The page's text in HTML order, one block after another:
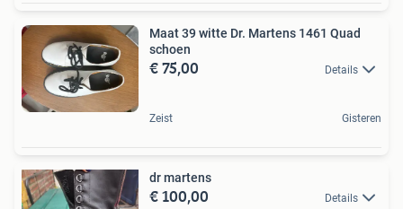
Maat 39 witte Dr. Martens 1461 Quad
schoen
€ 75,00 Details
Zeist Gisteren
dr martens
€ 100,00 Details